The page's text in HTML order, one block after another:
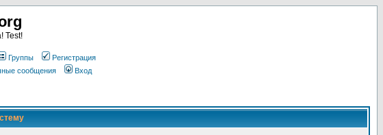
Test!
Группы
Регистрация
сообщения Вход